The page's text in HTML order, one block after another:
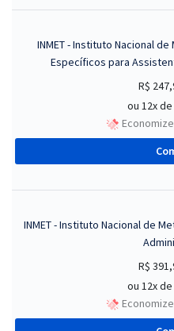
INMET - Instituto Nacional
Específicos para
R$
ou 12x de
INMET - Instituto Nacional de
R$
ou 12x de